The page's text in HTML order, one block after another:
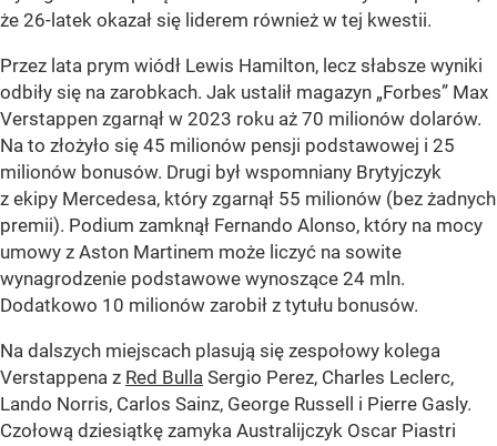
że 26-latek okazał się liderem również w tej kwestii.
Przez lata prym wiódł Lewis Hamilton, lecz słabsze wyniki
odbiły się na zarobkach. Jak ustalił magazyn „Forbes” Max
Verstappen zgarnął w 2023 roku aż 70 milionów dolarów.
Na to złożyło się 45 milionów pensji podstawowej i 25
milionów bonusów. Drugi był wspomniany Brytyjczyk
z ekipy Mercedesa, który zgarnął 55 milionów (bez żadnych
premii). Podium zamknął Fernando Alonso, który na mocy
umowy z Aston Martinem może liczyć na sowite
wynagrodzenie podstawowe wynoszące 24 mln.
Dodatkowo 10 milionów zarobił z tytułu bonusów.
Na dalszych miejscach plasują się zespołowy kolega
Verstappena z Red Bulla Sergio Perez, Charles Leclerc,
Lando Norris, Carlos Sainz, George Russell i Pierre Gasly.
Czołową dziesiątkę zamyka Australijczyk Oscar Piastri